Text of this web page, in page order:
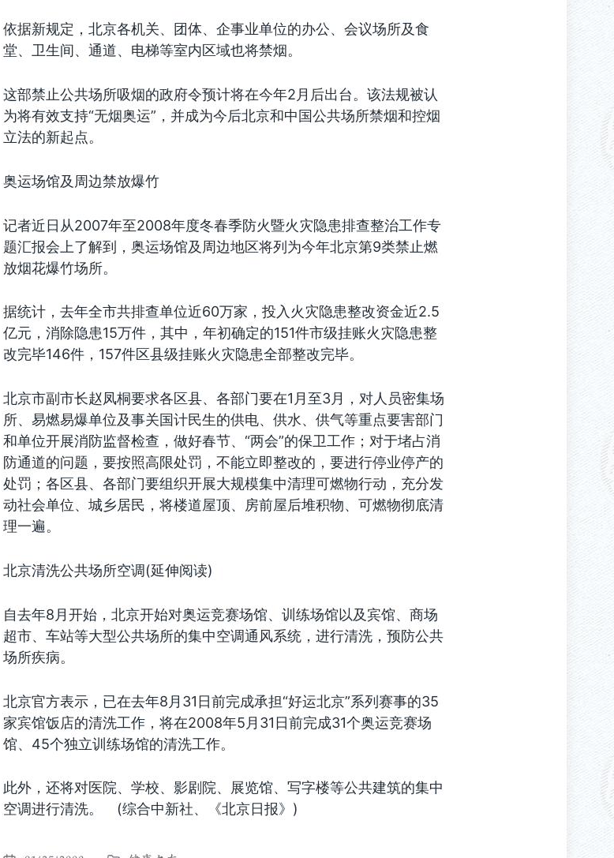
依据新规定，北京各机关、团体、企事业单位的办公、会议场所及食
堂、卫生间、通道、电梯等室内区域也将禁烟。
这部禁止公共场所吸烟的政府令预计将在今年2月后出台。该法规被认
为将有效支持“无烟奥运”，并成为今后北京和中国公共场所禁烟和控烟
立法的新起点。
奥运场馆及周边禁放爆竹
记者近日从2007年至2008年度冬春季防火暨火灾隐患排查整治工作专
题汇报会上了解到，奥运场馆及周边地区将列为今年北京第9类禁止燃
放烟花爆竹场所。
据统计，去年全市共排查单位近60万家，投入火灾隐患整改资金近2.5
亿元，消除隐患15万件，其中，年初确定的151件市级挂账火灾隐患整
改完毕146件，157件区县级挂账火灾隐患全部整改完毕。
北京市副市长赵凤桐要求各区县、各部门要在1月至3月，对人员密集场
所、易燃易爆单位及事关国计民生的供电、供水、供气等重点要害部门
和单位开展消防监督检查，做好春节、“两会”的保卫工作；对于堵占消
防通道的问题，要按照高限处罚，不能立即整改的，要进行停业停产的
处罚；各区县、各部门要组织开展大规模集中清理可燃物行动，充分发
动社会单位、城乡居民，将楼道屋顶、房前屋后堆积物、可燃物彻底清
理一遍。
北京清洗公共场所空调(延伸阅读)
自去年8月开始，北京开始对奥运竞赛场馆、训练场馆以及宾馆、商场
超市、车站等大型公共场所的集中空调通风系统，进行清洗，预防公共
场所疾病。
北京官方表示，已在去年8月31日前完成承担“好运北京”系列赛事的35
家宾馆饭店的清洗工作，将在2008年5月31日前完成31个奥运竞赛场
馆、45个独立训练场馆的清洗工作。
此外，还将对医院、学校、影剧院、展览馆、写字楼等公共建筑的集中
空调进行清洗。 (综合中新社、《北京日报》)